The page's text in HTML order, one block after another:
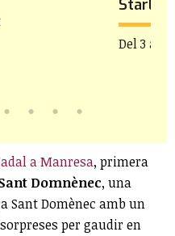
Del 3 al
a Manresa, primera
Domnènec, una
Sant Domènec amb un
per gaudir en